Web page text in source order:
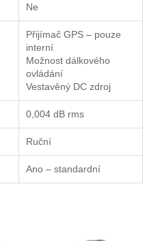
Ne
Přijímač GPS – pouze
interní
Možnost dálkového
ovládání
Vestavěný DC zdroj
0,004 dB rms
Ruční
Ano – standardní